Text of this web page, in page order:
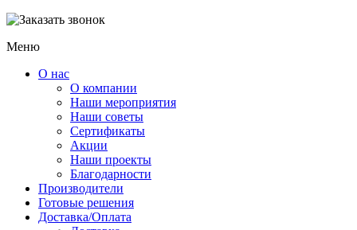
Меню
О нас
О компании
Наши мероприятия
Наши советы
Сертификаты
Акции
Наши проекты
Благодарности
Производители
Готовые решения
Доставка/Оплата